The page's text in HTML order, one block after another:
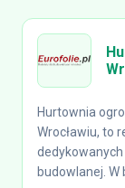
Hurtownia
Wrocławiu, to
budowlanej. W